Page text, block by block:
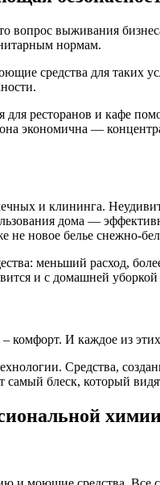
вопрос выживания
нормам.
средства для таких
ресторанов и кафе
экономична —
и клининга.
дома —
не новое белье снежно-
меньший расход,
и с домашней
комфорт. И каждое из
Средства,
блеск, который